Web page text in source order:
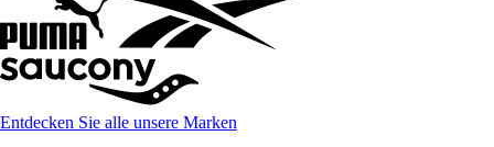
Entdecken Sie alle unsere Marken